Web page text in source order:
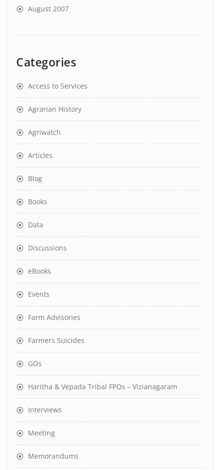
August 2007
Categories
Access to Services
Agrarian History
Agriwatch
Articles
Blog
Books
Data
Discussions
eBooks
Events
Farm Advisories
Farmers Suicides
GOs
Haritha & Vepada Tribal FPOs – Vizianagaram
Interviews
Meeting
Memorandums